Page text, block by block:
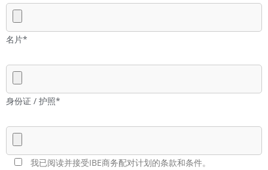
名片*
身份证 / 护照*
我已阅读并接受IBE商务配对计划的条款和条件。